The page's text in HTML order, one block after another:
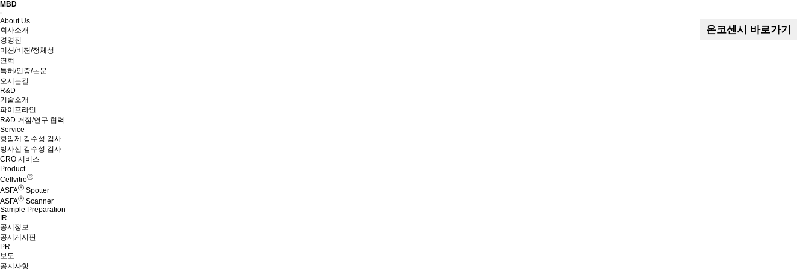
MBD
Menu
About Us
회사소개
경영진
미션/비젼/정체성
연혁
특허/인증/논문
오시는길
R&D
기술소개
파이프라인
R&D 거점/연구 협력
Service
항암제 감수성 검사
방사선 감수성 검사
CRO 서비스
Product
CellvitroⓇ
ASFAⓇ Spotter
ASFAⓇ Scanner
Sample Preparation
IR
공시정보
공시게시판
PR
보도
공지사항
온코센시 바로가기